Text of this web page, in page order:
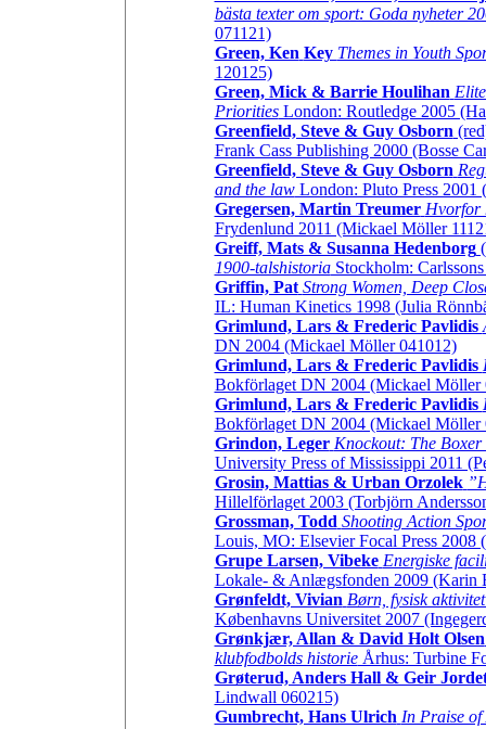
bästa texter om sport: Goda nyheter
071121)
Green, Ken Key Themes in Youth
120125)
Green, Mick & Barrie Houlihan
PrioritiesLondon: Routledge 2005
Greenfield, Steve & Guy Osborn
Frank Cass Publishing 2000 (Bosse
Greenfield, Steve & Guy Osborn
and the lawLondon: Pluto Press 2001
Gregersen, Martin Treumer Hvorfor
Frydenlund 2011 (Mickael Möller
Greiff, Mats & Susanna Hedenborg
1900-talshistoriaStockholm:
Griffin, Pat Strong Women, Deep
IL: Human Kinetics 1998 (Julia
Grimlund, Lars & Frederic Pavlidis
DN 2004 (Mickael Möller 041012)
Grimlund, Lars & Frederic Pavlidis
Bokförlaget DN 2004 (Mickael Möller
Grimlund, Lars & Frederic Pavlidis
Bokförlaget DN 2004 (Mickael Möller
Grindon, Leger Knockout: The
University Press of Mississippi 2011
Grosin, Mattias & Urban Orzolek
Hillelförlaget 2003 (Torbjörn
Grossman, Todd Shooting Action
Louis, MO: Elsevier Focal Press 2008
Grupe Larsen, Vibeke Energiske
Lokale- & Anlægsfonden 2009 (Karin
Grønfeldt, Vivian Børn, fysisk
Københavns Universitet 2007
Grønkjær, Allan & David Holt Olsen
klubfodbolds historieÅrhus: Turbine
Grøterud, Anders Hall & Geir
Lindwall 060215)
Gumbrecht, Hans Ulrich In Praise of